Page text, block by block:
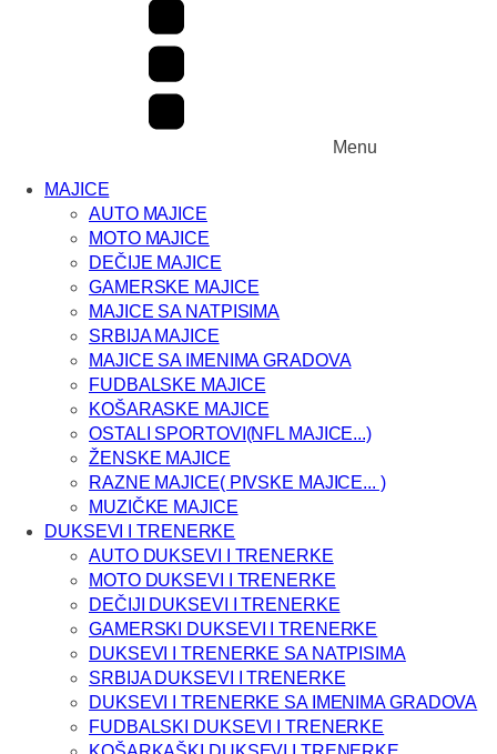
Menu
MAJICE
AUTO MAJICE
MOTO MAJICE
DEČIJE MAJICE
GAMERSKE MAJICE
MAJICE SA NATPISIMA
SRBIJA MAJICE
MAJICE SA IMENIMA GRADOVA
FUDBALSKE MAJICE
KOŠARASKE MAJICE
OSTALI SPORTOVI(NFL MAJICE...)
ŽENSKE MAJICE
RAZNE MAJICE( PIVSKE MAJICE... )
MUZIČKE MAJICE
DUKSEVI I TRENERKE
AUTO DUKSEVI I TRENERKE
MOTO DUKSEVI I TRENERKE
DEČIJI DUKSEVI I TRENERKE
GAMERSKI DUKSEVI I TRENERKE
DUKSEVI I TRENERKE SA NATPISIMA
SRBIJA DUKSEVI I TRENERKE
DUKSEVI I TRENERKE SA IMENIMA GRADOVA
FUDBALSKI DUKSEVI I TRENERKE